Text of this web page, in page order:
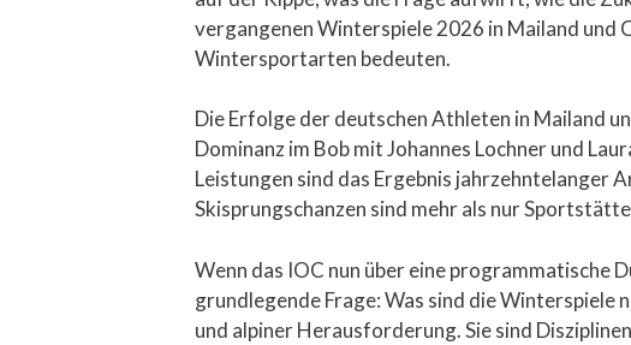
vergangenen Winterspiele 2026 in Mailand und
Wintersportarten bedeuten.
Die Erfolge der deutschen Athleten in Mailand
Dominanz im Bob mit Johannes Lochner und
Leistungen sind das Ergebnis jahrzehntelanger
Skisprungschanzen sind mehr als nur
Wenn das IOC nun über eine programmatische
grundlegende Frage: Was sind die Winterspiele
und alpiner Herausforderung. Sie sind